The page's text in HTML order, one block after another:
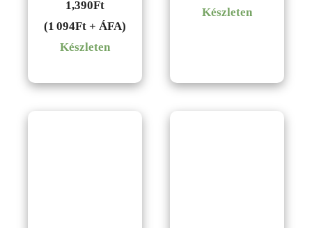
1,390Ft
(1 094Ft + ÁFA)
Készleten
Készleten